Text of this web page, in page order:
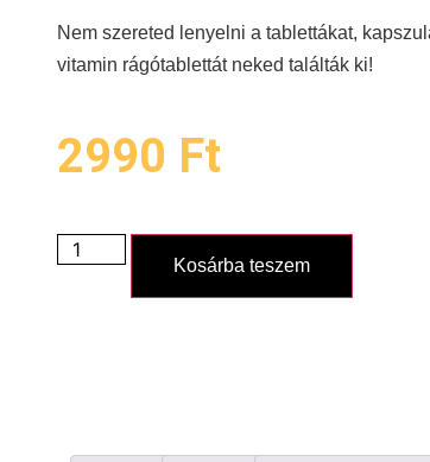
Nem szereted lenyelni a tablettákat,
vitamin rágótablettát neked találták ki!
2990 Ft
Kosárba teszem